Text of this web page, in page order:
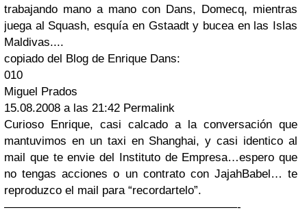
trabajando mano a mano con Dans, Domecq, mientras
juega al Squash, esquía en Gstaadt y bucea en las Islas
Maldivas....
copiado del Blog de Enrique Dans:
010
Miguel Prados
15.08.2008 a las 21:42 Permalink
Curioso Enrique, casi calcado a la conversación que
mantuvimos en un taxi en Shanghai, y casi identico al
mail que te envie del Instituto de Empresa…espero que
no tengas acciones o un contrato con JajahBabel… te
reproduzco el mail para “recordartelo”.
————————————————————-